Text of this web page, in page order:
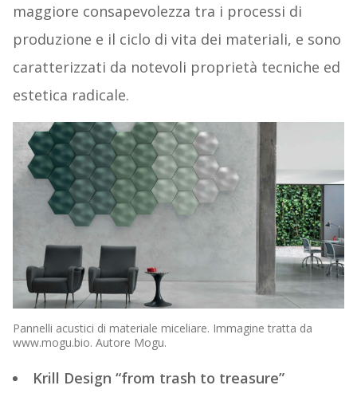
maggiore consapevolezza tra i processi di
produzione e il ciclo di vita dei materiali, e sono
caratterizzati da notevoli proprietà tecniche ed
estetica radicale.
Pannelli acustici di materiale miceliare. Immagine tratta da
www.mogu.bio. Autore Mogu.
Krill Design “from trash to treasure”